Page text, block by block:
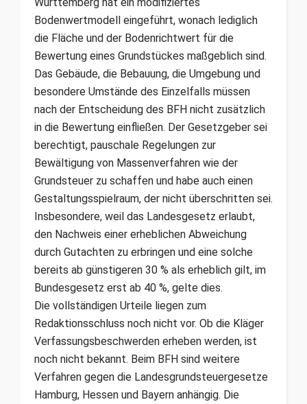
Württemberg hat ein modifiziertes
Bodenwertmodell eingeführt, wonach lediglich
die Fläche und der Bodenrichtwert für die
Bewertung eines Grundstückes maßgeblich sind.
Das Gebäude, die Bebauung, die Umgebung und
besondere Umstände des Einzelfalls müssen
nach der Entscheidung des BFH nicht zusätzlich
in die Bewertung einfließen. Der Gesetzgeber sei
berechtigt, pauschale Regelungen zur
Bewältigung von Massenverfahren wie der
Grundsteuer zu schaffen und habe auch einen
Gestaltungsspielraum, der nicht überschritten sei.
Insbesondere, weil das Landesgesetz erlaubt,
den Nachweis einer erheblichen Abweichung
durch Gutachten zu erbringen und eine solche
bereits ab günstigeren 30 % als erheblich gilt, im
Bundesgesetz erst ab 40 %, gelte dies.
Die vollständigen Urteile liegen zum
Redaktionsschluss noch nicht vor. Ob die Kläger
Verfassungsbeschwerden erheben werden, ist
noch nicht bekannt. Beim BFH sind weitere
Verfahren gegen die Landesgrundsteuergesetze
Hamburg, Hessen und Bayern anhängig. Die